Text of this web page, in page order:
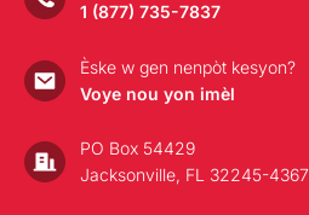
1 (877) 735-7837
Èske w gen nenpòt kesyon?
Voye nou yon imèl
PO Box 54429
Jacksonville, FL 32245-4367